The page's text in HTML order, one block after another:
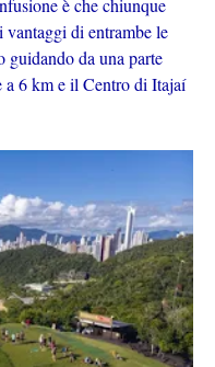
è che chiunque
di entrambe le
guidando da una parte
6 km e il Centro di Itajaí